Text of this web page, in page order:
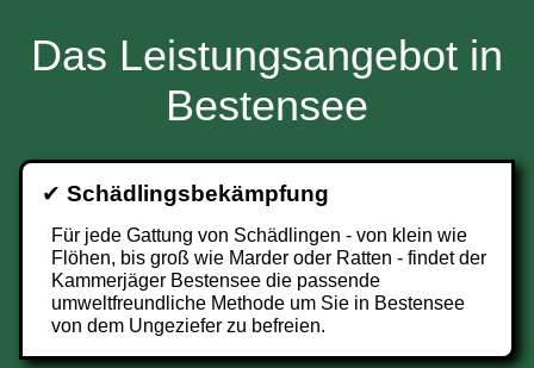
Das Leistungsangebot in
Bestensee
✔ Schädlingsbekämpfung
Für jede Gattung von Schädlingen - von klein wie
Flöhen, bis groß wie Marder oder Ratten - findet der
Kammerjäger Bestensee die passende
umweltfreundliche Methode um Sie in Bestensee
von dem Ungeziefer zu befreien.